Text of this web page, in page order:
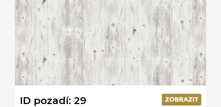
ID pozadí: 29